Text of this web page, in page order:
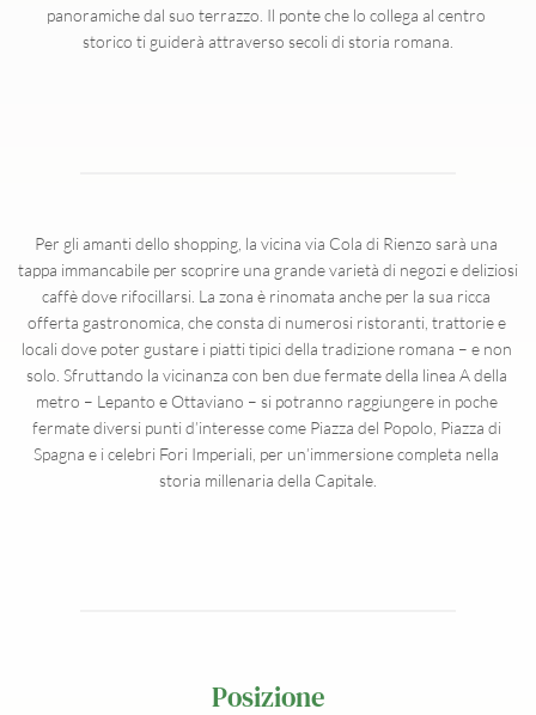
panoramiche dal suo terrazzo. Il ponte che lo collega al centro
storico ti guiderà attraverso secoli di storia romana.
Per gli amanti dello shopping, la vicina via Cola di Rienzo sarà una
tappa immancabile per scoprire una grande varietà di negozi e deliziosi
caffè dove rifocillarsi. La zona è rinomata anche per la sua ricca
offerta gastronomica, che consta di numerosi ristoranti, trattorie e
locali dove poter gustare i piatti tipici della tradizione romana – e non
solo. Sfruttando la vicinanza con ben due fermate della linea A della
metro – Lepanto e Ottaviano – si potranno raggiungere in poche
fermate diversi punti d’interesse come Piazza del Popolo, Piazza di
Spagna e i celebri Fori Imperiali, per un’immersione completa nella
storia millenaria della Capitale.
Posizione